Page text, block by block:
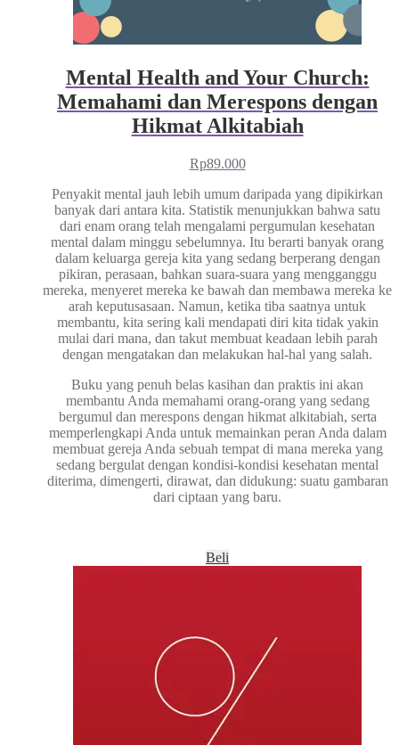
Mental Health and Your Church:
Memahami dan Merespons dengan
Hikmat Alkitabiah
Rp89.000
Penyakit mental jauh lebih umum daripada yang dipikirkan
banyak dari antara kita. Statistik menunjukkan bahwa satu
dari enam orang telah mengalami pergumulan kesehatan
mental dalam minggu sebelumnya. Itu berarti banyak orang
dalam keluarga gereja kita yang sedang berperang dengan
pikiran, perasaan, bahkan suara-suara yang mengganggu
mereka, menyeret mereka ke bawah dan membawa mereka ke
arah keputusasaan. Namun, ketika tiba saatnya untuk
membantu, kita sering kali mendapati diri kita tidak yakin
mulai dari mana, dan takut membuat keadaan lebih parah
dengan mengatakan dan melakukan hal-hal yang salah.
Buku yang penuh belas kasihan dan praktis ini akan
membantu Anda memahami orang-orang yang sedang
bergumul dan merespons dengan hikmat alkitabiah, serta
memperlengkapi Anda untuk memainkan peran Anda dalam
membuat gereja Anda sebuah tempat di mana mereka yang
sedang bergulat dengan kondisi-kondisi kesehatan mental
diterima, dimengerti, dirawat, dan didukung: suatu gambaran
dari ciptaan yang baru.
Beli